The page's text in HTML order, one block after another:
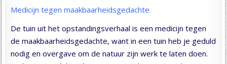
Medicijn tegen maakbaarheidsgedachte
De tuin uit het opstandingsverhaal is een medicijn tegen
de maakbaarheidsgedachte, want in een tuin heb je geduld
nodig en overgave om de natuur zijn werk te laten doen.